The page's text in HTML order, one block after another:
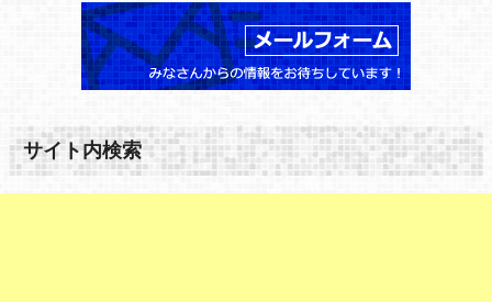
サイト内検索